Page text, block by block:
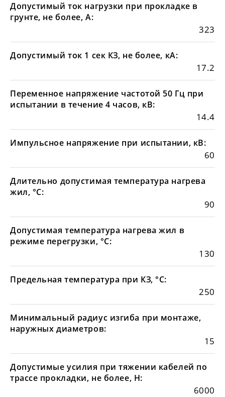
Допустимый ток нагрузки при прокладке в
грунте, не более, А:
323
Допустимый ток 1 сек КЗ, не более, кА:
17.2
Переменное напряжение частотой 50 Гц при
испытании в течение 4 часов, кВ:
14.4
Импульсное напряжение при испытании, кВ:
60
Длительно допустимая температура нагрева
жил, °С:
90
Допустимая температура нагрева жил в
режиме перегрузки, °С:
130
Предельная температура при КЗ, °С:
250
Минимальный радиус изгиба при монтаже,
наружных диаметров:
15
Допустимые усилия при тяжении кабелей по
трассе прокладки, не более, Н:
6000